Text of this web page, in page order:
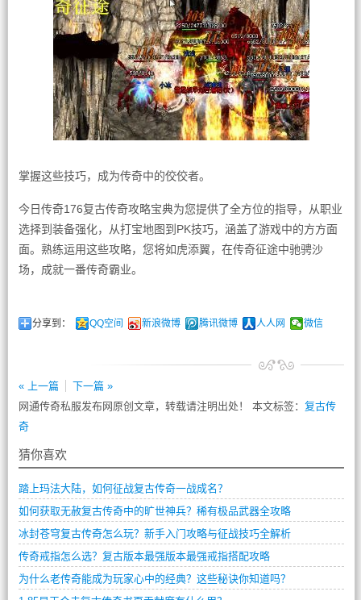
掌握这些技巧，成为传奇中的佼佼者。
今日传奇176复古传奇攻略宝典为您提供了全方位的指导，从职业
选择到装备强化，从打宝地图到PK技巧，涵盖了游戏中的方方面
面。熟练运用这些攻略，您将如虎添翼，在传奇征途中驰骋沙
场，成就一番传奇霸业。
分享到： QQ空间 新浪微博 腾讯微博 人人网 微信
« 上一篇
下一篇 »
网通传奇私服发布网原创文章，转载请注明出处！ 本文标签： 复古传
奇
猜你喜欢
踏上玛法大陆，如何征战复古传奇一战成名？
如何获取无赦复古传奇中的旷世神兵？稀有极品武器全攻略
冰封苍穹复古传奇怎么玩？新手入门攻略与征战技巧全解析
传奇戒指怎么选？复古版本最强版本最强戒指搭配攻略
为什么老传奇能成为玩家心中的经典？这些秘诀你知道吗？